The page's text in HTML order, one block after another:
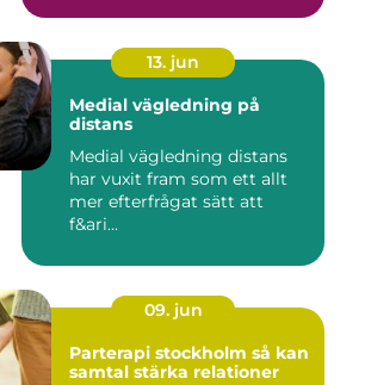
13. jun
Medial vägledning på
distans
Medial vägledning distans
har vuxit fram som ett allt
mer efterfrågat sätt att
f&ari...
09. jun
Parterapi stockholm så kan
samtal stärka relationer